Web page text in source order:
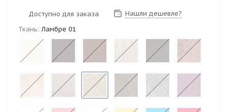
Доступно для заказа
Нашли дешевле?
Ткань: Ламбре 01